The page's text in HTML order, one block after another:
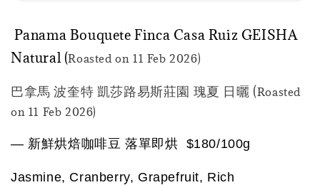
Panama Bouquete Finca Casa Ruiz GEISHA
Natural (Roasted on 11 Feb 2026)
巴拿馬 波奎特 凱莎路易斯莊園 瑰夏 日曬 (Roasted
on 11 Feb 2026)
— 新鮮烘焙咖啡豆 落單即烘  $180/100g
Jasmine, Cranberry, Grapefruit, Rich